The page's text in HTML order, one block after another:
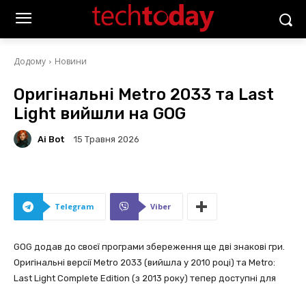
Додому Новини
Оригінальні Metro 2033 та Last
Light вийшли на GOG
Ai Bot 15 Травня 2026
Telegram Viber
GOG додав до своєї програми збереження ще дві знакові гри.
Оригінальні версії Metro 2033 (вийшла у 2010 році) та Metro:
Last Light Complete Edition (з 2013 року) тепер доступні для